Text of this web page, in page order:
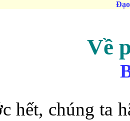
Về
hết, chúng ta